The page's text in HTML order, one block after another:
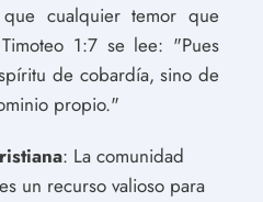
cualquier temor que
1:7 se lee: "Pues
de cobardía, sino de
propio."
: La comunidad
un recurso valioso para